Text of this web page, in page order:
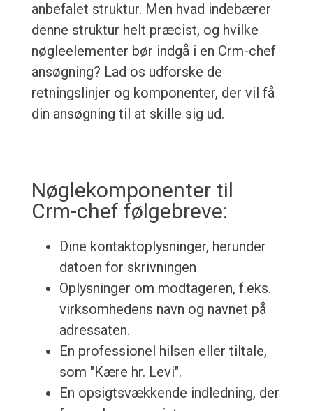
anbefalet struktur. Men hvad indebærer
denne struktur helt præcist, og hvilke
nøgleelementer bør indgå i en Crm-chef
ansøgning? Lad os udforske de
retningslinjer og komponenter, der vil få
din ansøgning til at skille sig ud.
Nøglekomponenter til
Crm-chef følgebreve:
Dine kontaktoplysninger, herunder
datoen for skrivningen
Oplysninger om modtageren, f.eks.
virksomhedens navn og navnet på
adressaten.
En professionel hilsen eller tiltale,
som "Kære hr. Levi".
En opsigtsvækkende indledning, der